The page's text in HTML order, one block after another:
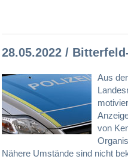
28.05.2022 /
Aus
von
Nähere Umstände sind nicht